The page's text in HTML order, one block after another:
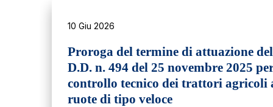
10 Giu 2026
Proroga del termine di attuazione del
D.D. n. 494 del 25 novembre 2025
controllo tecnico dei trattori agricoli
ruote di tipo veloce